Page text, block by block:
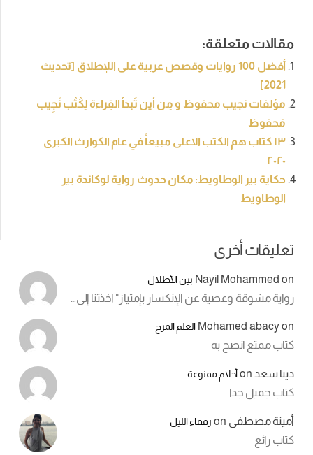
مقالات متعلقة:
أفضل 100 روايات وقصص عربية على اللإطلاق [تحديث
2021]
مؤلفات نجيب محفوظ و مِن أين تَبدأ القِراءة لِكُتُب نَجِيب
مَحفوظ
١٣ كتاب هم الكتب الاعلى مبيعاً في عام الكوارث الكبرى
٢٠٢٠
حكاية بير الوطاويط: مكان حدوث رواية لوكاندة بير
الوطاويط
تعليقات أخرى
Nayil Mohammed on بين الأطلال
رواية مشوقة وعصية عن الإنكسار بإمتياز" اخذتنا إلى…
Mohamed abacyon العلم المرح
كتاب ممتع انصح به
دينا سعد onأحلام ممنوعة
كتاب جميل جدا
أمينة مصطفى on رفقاء الليل
كتاب رائع